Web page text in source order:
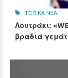
ΤΟΠΙΚΑ ΝΕΑ
Λουτράκι:
βραδιά